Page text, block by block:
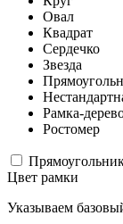
Овал
Квадрат
Сердечко
Звезда
Рамка-
Ростомер
Цвет рамки
Указываем